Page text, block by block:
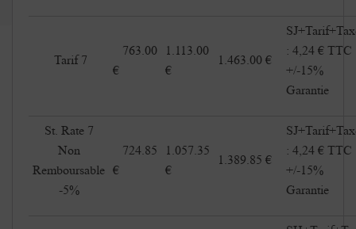
Tarif 7
763.00
€
1.113.00
€
1.463.00 €
: 4,24 € TTC
+/-15%
Garantie
St. Rate 7
Non
Remboursable
-5%
724.85
€
1.057.35
€
1.389.85 €
: 4,24 €
+/-15%
Garantie